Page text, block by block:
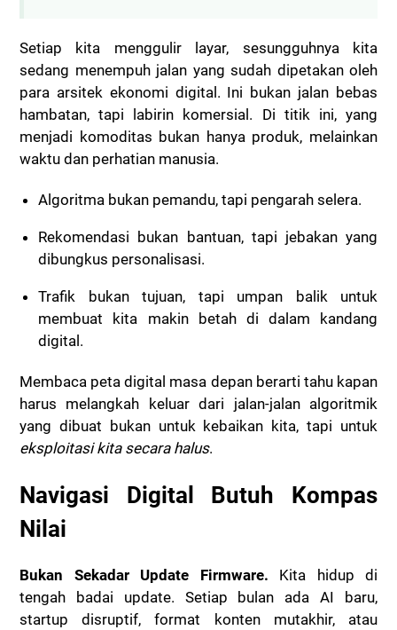
Setiap kita menggulir layar, sesungguhnya kita
sedang menempuh jalan yang sudah dipetakan oleh
para arsitek ekonomi digital. Ini bukan jalan bebas
hambatan, tapi labirin komersial. Di titik ini, yang
menjadi komoditas bukan hanya produk, melainkan
waktu dan perhatian manusia.
Algoritma bukan pemandu, tapi pengarah selera.
Rekomendasi bukan bantuan, tapi jebakan yang
dibungkus personalisasi.
Trafik bukan tujuan, tapi umpan balik untuk
membuat kita makin betah di dalam kandang
digital.
Membaca peta digital masa depan berarti tahu kapan
harus melangkah keluar dari jalan-jalan algoritmik
yang dibuat bukan untuk kebaikan kita, tapi untuk
eksploitasi kita secara halus.
Navigasi Digital Butuh Kompas
Nilai
Bukan Sekadar Update Firmware. Kita hidup di
tengah badai update. Setiap bulan ada AI baru,
startup disruptif, format konten mutakhir, atau